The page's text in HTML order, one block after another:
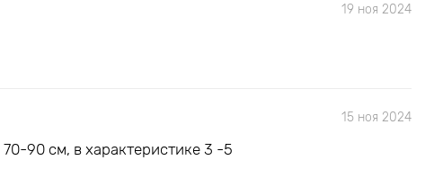
19 ноя 2024
15 ноя 2024
90 см, в характеристике 3 -5